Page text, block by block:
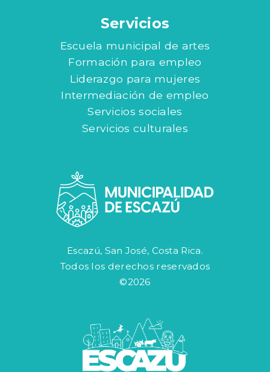
Servicios
Escuela municipal de artes
Formación para empleo
Liderazgo para mujeres
Intermediación de empleo
Servicios sociales
Servicios culturales
Escazú, San José, Costa Rica.
Todos los derechos reservados
©2026